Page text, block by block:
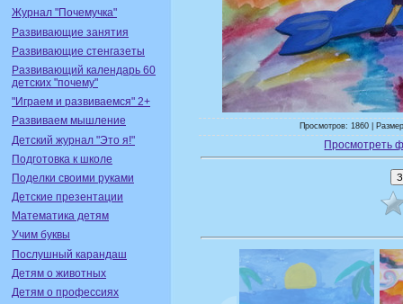
Журнал "Почемучка"
Развивающие занятия
Развивающие стенгазеты
Развивающий календарь 60
детских "почему"
"Играем и развиваемся" 2+
Развиваем мышление
Детский журнал "Это я!"
Подготовка к школе
Поделки своими руками
Детские презентации
Математика детям
Учим буквы
Послушный карандаш
Детям о животных
Детям о профессиях
Просмотров: 1860 |
Просмотреть